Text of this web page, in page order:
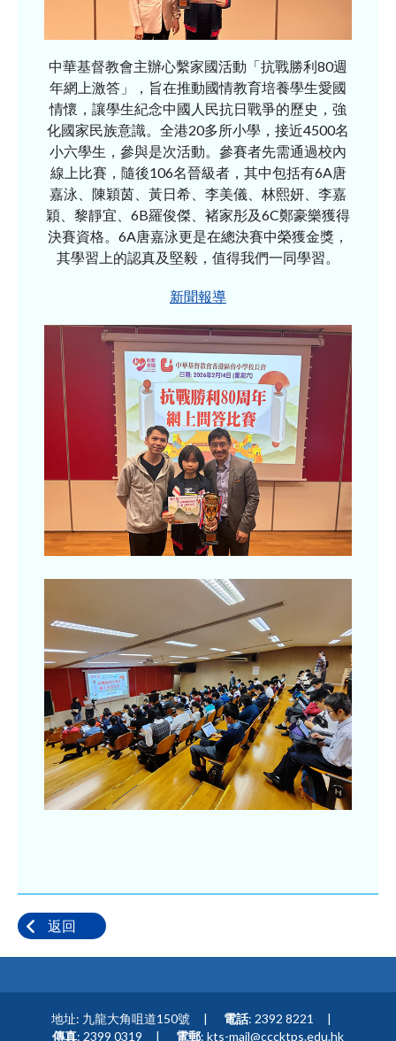
中華基督教會主辦心繫家國活動「抗戰勝利80週
年網上激答」，旨在推動國情教育培養學生愛國
情懷，讓學生紀念中國人民抗日戰爭的歷史，強
化國家民族意識。全港20多所小學，接近4500名
小六學生，參與是次活動。參賽者先需通過校內
線上比賽，隨後106名晉級者，其中包括有6A唐
嘉泳、陳穎茵、黃日希、李美儀、林熙妍、李嘉
穎、黎靜宜、6B羅俊傑、褚家彤及6C鄭豪樂獲得
決賽資格。6A唐嘉泳更是在總決賽中榮獲金獎，
其學習上的認真及堅毅，值得我們一同學習。
新聞報導
返回
地址: 九龍大角咀道150號 電話: 2392 8221
傳真: 2399 0319 電郵: kts-mail@cccktps.edu.hk